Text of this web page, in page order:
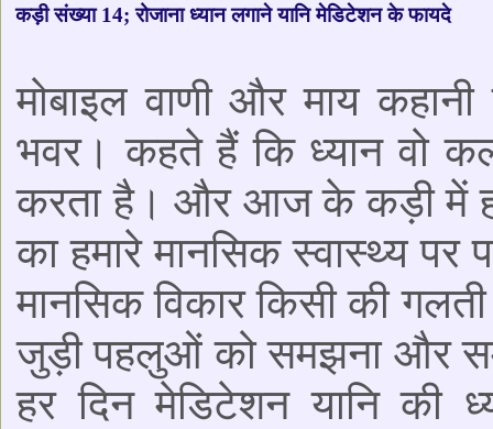
कड़ी संख्या 14; रोजाना ध्यान लगाने यानि मेडिटेशन के फायदे
मोबाइल वाणी और माय
भवर। कहते हैं कि ध्यान वो
करता है। और आज के कड़ी में हम
का हमारे मानसिक स्वास्थ्य
मानसिक विकार किसी की
जुड़ी पहलुओं को समझना और
हर दिन मेडिटेशन यानि की